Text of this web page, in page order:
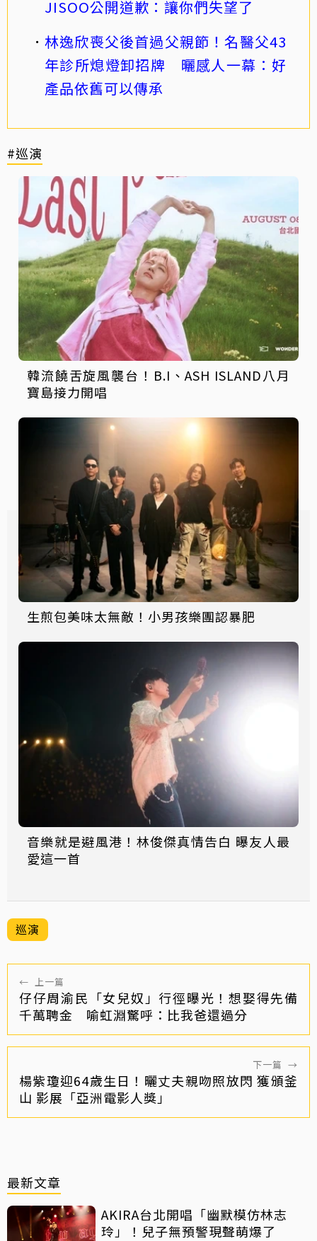
JISOO公開道歉：讓你們失望了
林逸欣喪父後首過父親節！名醫父43
年診所熄燈卸招牌 曬感人一幕：好
產品依舊可以傳承
#巡演
韓流饒舌旋風襲台！B.I、ASH ISLAND八月
寶島接力開唱
生煎包美味太無敵！小男孩樂團認暴肥
音樂就是避風港！林俊傑真情告白 曝友人最
愛這一首
巡演
← 上一篇
仔仔周渝民「女兒奴」行徑曝光！想娶得先備
千萬聘金 喻虹淵驚呼：比我爸還過分
下一篇 →
楊紫瓊迎64歲生日！曬丈夫親吻照放閃 獲頒釜
山 影展「亞洲電影人獎」
最新文章
AKIRA台北開唱「幽默模仿林志
玲」！兒子無預警現聲萌爆了